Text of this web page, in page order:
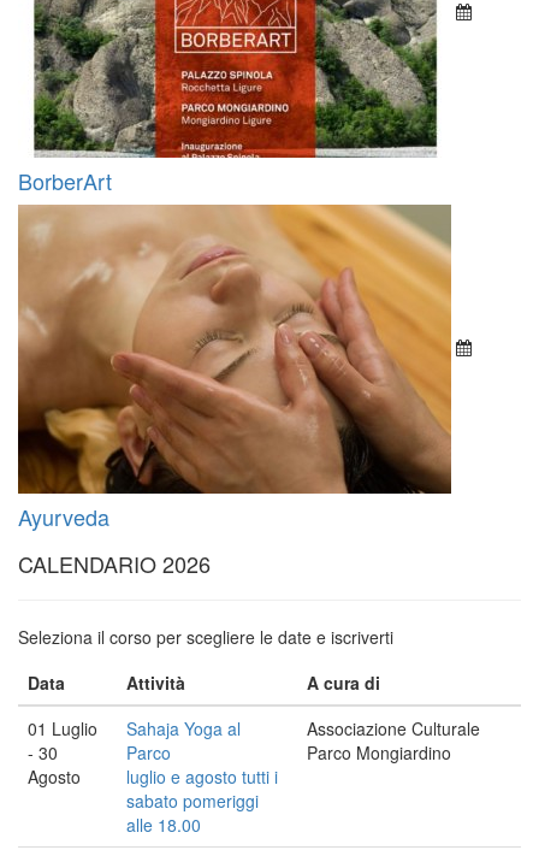
BorberArt
Ayurveda
CALENDARIO 2026
Seleziona il corso per scegliere le date e iscriverti
Data
Attività
A cura di
01 Luglio
- 30
Agosto
Sahaja Yoga al
Parco
luglio e agosto tutti i
sabato pomeriggi
alle 18.00
Associazione Culturale
Parco Mongiardino